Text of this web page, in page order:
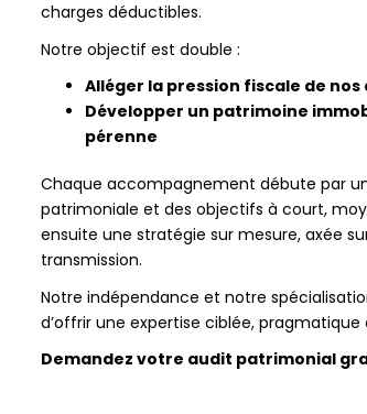
charges déductibles.
Notre objectif est double :
Alléger la pression fiscale de nos
Développer un patrimoine
pérenne
Chaque accompagnement débute par
patrimoniale et des objectifs à court,
ensuite une stratégie sur mesure, axée
transmission.
Notre indépendance et notre
d’offrir une expertise ciblée,
Demandez votre audit patrimonial